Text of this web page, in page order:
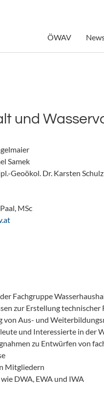
ÖWAV
und
Samek
Geoökol. Dr. Karsten Schulz
MSc
Fachgruppe
zur Erstellung technischer
Aus- und
und Interessierte in der
zu Entwürfen von
Mitgliedern
DWA, EWA und IWA